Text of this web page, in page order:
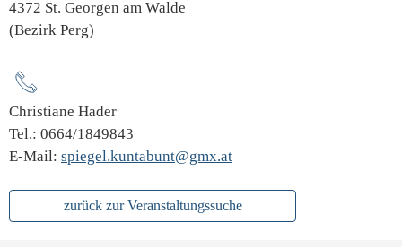
4372 St. Georgen am Walde
(Bezirk Perg)
Christiane Hader
Tel.: 0664/1849843
E-Mail: spiegel.kuntabunt@gmx.at
zurück zur Veranstaltungssuche